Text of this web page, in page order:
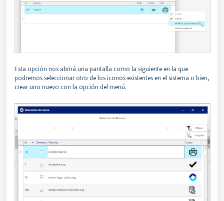
Esta opción nos abrirá una pantalla como la siguiente en la que
podremos seleccionar otro de los iconos existentes en el sistema o bien,
crear uno nuevo con la opción del menú.